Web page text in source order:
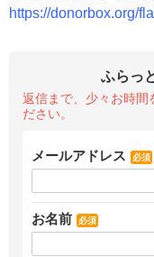
https://donorbox.org/
ふらっ
返信まで、少々お時間
ださい。
メールアドレス 必須
お名前 必須